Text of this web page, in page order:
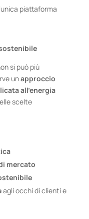
piattaforma
si può più
unapproccio
all’energia
scelte
mercato
agli occhi di clienti e